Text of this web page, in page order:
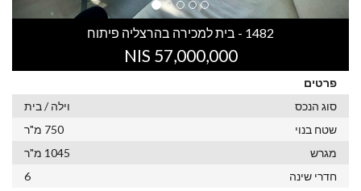
1482 - בית למכירה בהרצליה פיתוח
57,000,000 NIS
פרטים
סוג הנכס
וילה / בית
שטח בנוי
750 מ"ר
מגרש
1045 מ"ר
חדרי שינה
6